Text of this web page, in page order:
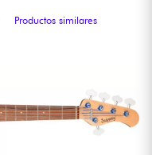
Productos similares